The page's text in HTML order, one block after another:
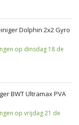
Dolphin 2x2 Gyro
op dinsdag 18 de
BWT Ultramax PVA
op vrijdag 21 de